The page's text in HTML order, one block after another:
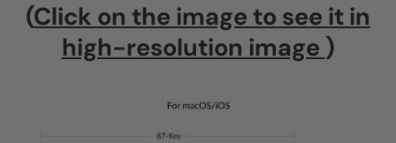
(Click on the image to see it in
high-resolution image )